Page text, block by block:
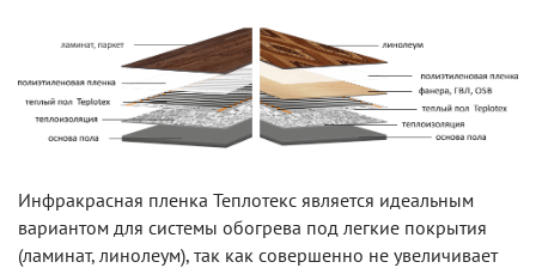
Инфракрасная пленка Теплотекс является идеальным
вариантом для системы обогрева под легкие покрытия
(ламинат, линолеум), так как совершенно не увеличивает